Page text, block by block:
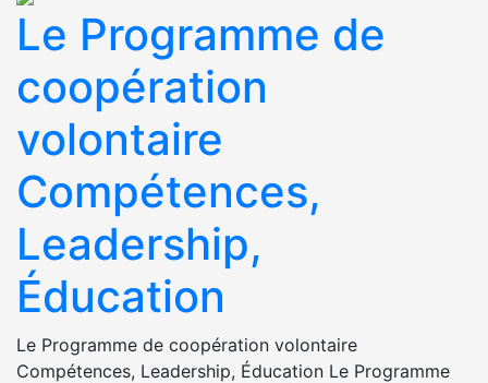
Le Programme de
coopération
volontaire
Compétences,
Leadership,
Éducation
Le Programme de coopération volontaire
Compétences, Leadership, Éducation Le Programme